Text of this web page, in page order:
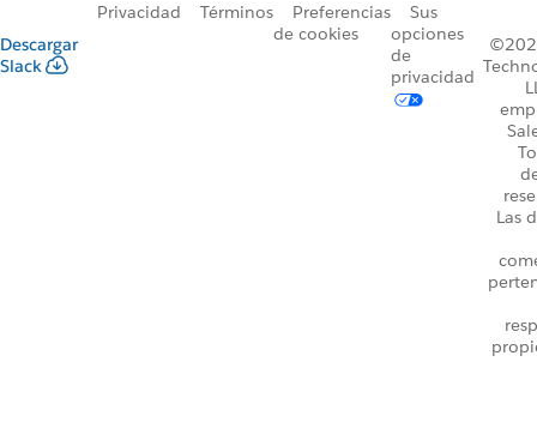
Descargar
Slack
Privacidad Términos
Preferencias
de cookies
Sus
opciones
de
privacidad
Las